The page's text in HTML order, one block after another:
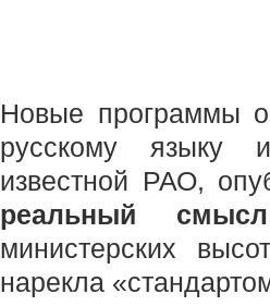
Новые программы
русскому языку
известной РАО,
реальный
министерских
нарекла